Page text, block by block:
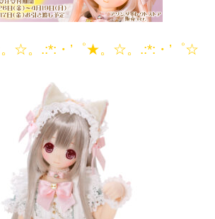
☆。.:*:・’゜★。☆。.:*:・’゜☆